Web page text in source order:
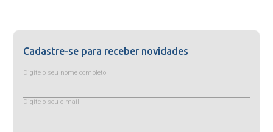
Cadastre-se para receber novidades
Digite o seu nome completo
Digite o seu e-mail